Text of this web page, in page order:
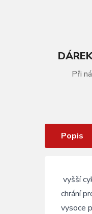
Při
Popis
vyšší
chrání
vysoce